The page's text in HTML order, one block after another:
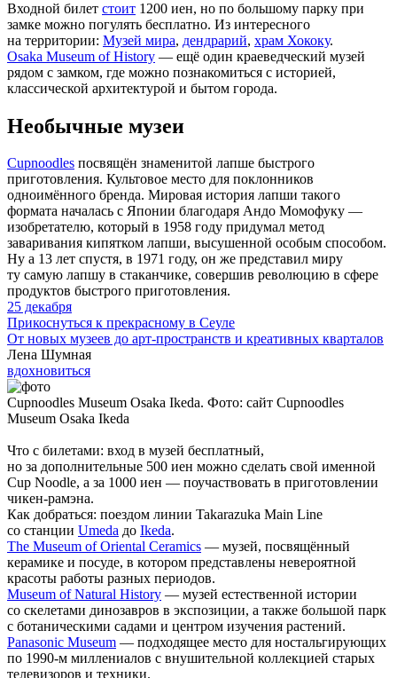
Входной билет стоит 1200 иен, но по большому парку при
замке можно погулять бесплатно. Из интересного
на территории: Музей мира, дендрарий, храм Хококу.
Osaka Museum of History — ещё один краеведческий музей
рядом с замком, где можно познакомиться с историей,
классической архитектурой и бытом города.
Необычные музеи
Cupnoodles посвящён знаменитой лапше быстрого
приготовления. Культовое место для поклонников
одноимённого бренда. Мировая история лапши такого
формата началась с Японии благодаря Андо Момофуку —
изобретателю, который в 1958 году придумал метод
заваривания кипятком лапши, высушенной особым способом.
Ну а 13 лет спустя, в 1971 году, он же представил миру
ту самую лапшу в стаканчике, совершив революцию в сфере
продуктов быстрого приготовления.
25 декабря
Прикоснуться к прекрасному в Сеуле
От новых музеев до арт-пространств и креативных кварталов
Лена Шумная
вдохновиться
Cupnoodles Museum Osaka Ikeda. Фото: сайт Cupnoodles
Museum Osaka Ikeda
Что с билетами: вход в музей бесплатный,
но за дополнительные 500 иен можно сделать свой именной
Cup Noodle, а за 1000 иен — поучаствовать в приготовлении
чикен-рамэна.
Как добраться: поездом линии Takarazuka Main Line
со станции Umeda до Ikeda.
The Museum of Oriental Ceramics — музей, посвящённый
керамике и посуде, в котором представлены невероятной
красоты работы разных периодов.
Museum of Natural History — музей естественной истории
со скелетами динозавров в экспозиции, а также большой парк
с ботаническими садами и центром изучения растений.
Panasonic Museum — подходящее место для ностальгирующих
по 1990-м миллениалов с внушительной коллекцией старых
телевизоров и техники.